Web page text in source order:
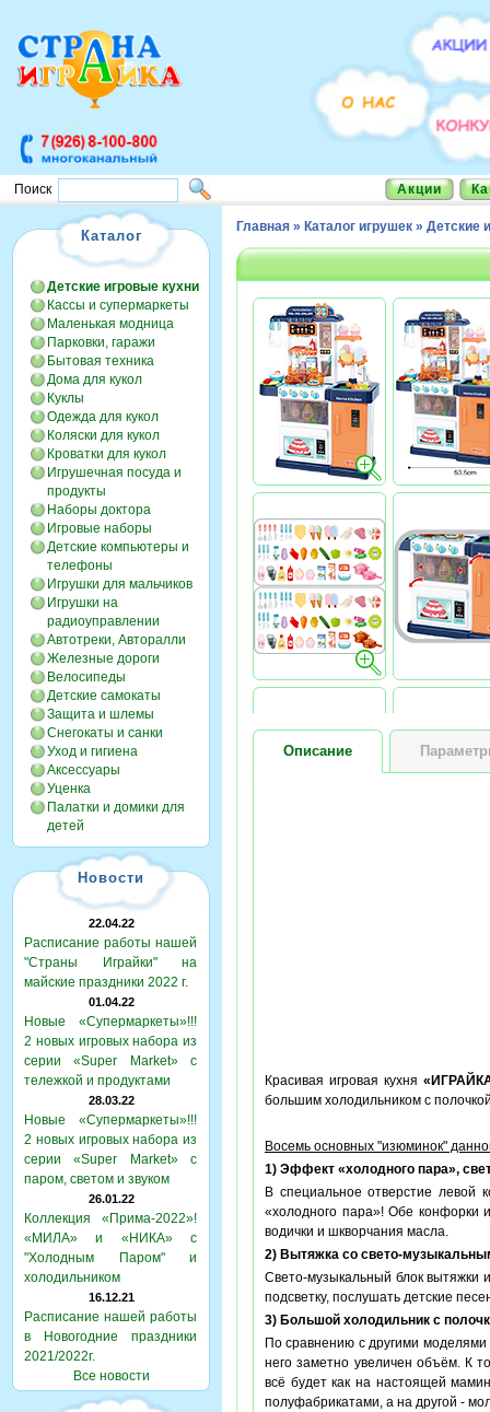
Поиск Акции
Каталог
Детские игровые кухни
Кассы и супермаркеты
Маленькая модница
Парковки, гаражи
Бытовая техника
Дома для кукол
Куклы
Одежда для кукол
Коляски для кукол
Кроватки для кукол
Игрушечная посуда и
продукты
Наборы доктора
Игровые наборы
Детские компьютеры и
телефоны
Игрушки для мальчиков
Игрушки на
радиоуправлении
Автотреки, Авторалли
Железные дороги
Велосипеды
Детские самокаты
Защита и шлемы
Снегокаты и санки
Уход и гигиена
Аксессуары
Уценка
Палатки и домики для
детей
Новости
22.04.22
Расписание работы нашей
"Страны Играйки" на
майские праздники 2022 г.
01.04.22
Новые «Супермаркеты»!!!
2 новых игровых набора из
серии «Super Market» с
тележкой и продуктами
28.03.22
Новые «Супермаркеты»!!!
2 новых игровых набора из
серии «Super Market» с
паром, светом и звуком
26.01.22
Коллекция «Прима-2022»!
«МИЛА» и «НИКА» с
"Холодным Паром" и
холодильником
16.12.21
Расписание нашей работы
в Новогодние праздники
2021/2022г.
Все новости
Главная » Каталог игрушек » Детские
Описание
Красивая игровая кухня
большим холодильником с
Восемь основных "изюминок"
1) Эффект «холодного пара»,
В специальное отверстие левой
«холодного пара»! Обе конфорки
водички и шкворчания масла.
2) Вытяжка со свето-
Свето-музыкальный блок вытяжки
подсветку, послушать детские
3) Большой холодильник с
По сравнению с другими
него заметно увеличен объём. К
всё будет как на настоящей
полуфабрикатами, а на другой -